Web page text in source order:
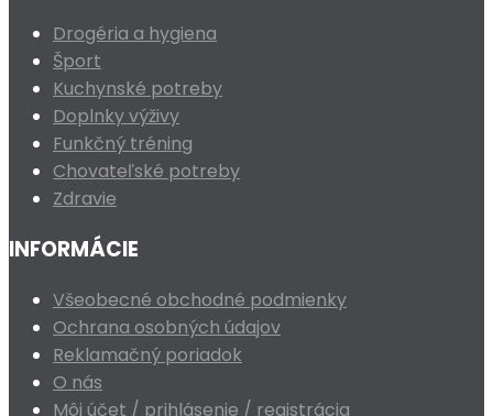
Drogéria a hygiena
Šport
Kuchynské potreby
Doplnky výživy
Funkčný tréning
Chovateľské potreby
Zdravie
INFORMÁCIE
Všeobecné obchodné podmienky
Ochrana osobných údajov
Reklamačný poriadok
O nás
Môj účet / prihlásenie / registrácia